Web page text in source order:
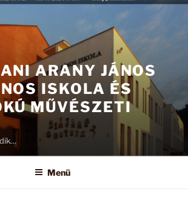
ARANY JÁNOS
ISKOLA ÉS
MŰVÉSZETI
Menü